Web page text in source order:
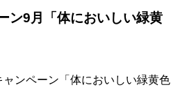
ン9月「体においしい緑黄
ンペーン「体においしい緑黄色